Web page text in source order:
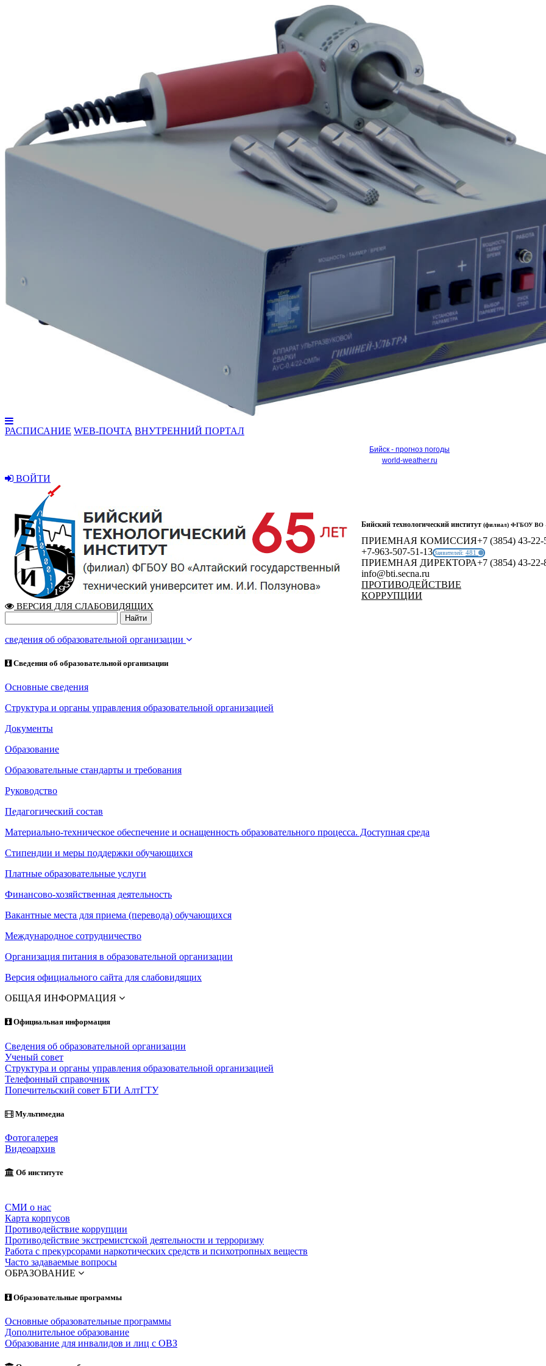
РАСПИСАНИЕ WEB-ПОЧТА ВНУТРЕННИЙ ПОРТАЛ
Бийск - прогноз погоды
world-weather.ru
ВОЙТИ
Бийский технологический институт (филиал) ФГБОУ ВО
ПРИЕМНАЯ КОМИССИЯ+7 (3854) 43-22-
+7-963-507-51-13Заявителей: 481
ПРИЕМНАЯ ДИРЕКТОРА+7 (3854) 43-22-
info@bti.secna.ru
ПРОТИВОДЕЙСТВИЕ
КОРРУПЦИИ
ВЕРСИЯ ДЛЯ СЛАБОВИДЯЩИХ
сведения об образовательной организации
Сведения об образовательной организации
Основные сведения
Структура и органы управления образовательной организацией
Документы
Образование
Образовательные стандарты и требования
Руководство
Педагогический состав
Материально-техническое обеспечение и оснащенность образовательного процесса. Доступная среда
Стипендии и меры поддержки обучающихся
Платные образовательные услуги
Финансово-хозяйственная деятельность
Вакантные места для приема (перевода) обучающихся
Международное сотрудничество
Организация питания в образовательной организации
Версия официального сайта для слабовидящих
ОБЩАЯ ИНФОРМАЦИЯ
Официальная информация
Сведения об образовательной организации
Ученый совет
Структура и органы управления образовательной организацией
Телефонный справочник
Попечительский совет БТИ АлтГТУ
Мультимедиа
Фотогалерея
Видеоархив
Об институте
СМИ о нас
Карта корпусов
Противодействие коррупции
Противодействие экстремистской деятельности и терроризму
Работа с прекурсорами наркотических средств и психотропных веществ
Часто задаваемые вопросы
ОБРАЗОВАНИЕ
Образовательные программы
Основные образовательные программы
Дополнительное образование
Образование для инвалидов и лиц с ОВЗ